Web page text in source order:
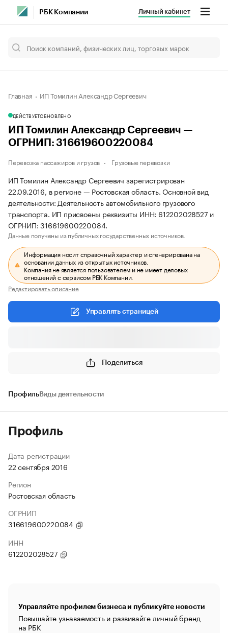
РБК Компании Личный кабинет
Главная ИП Томилин Александр Сергеевич
ДЕЙСТВУЕТОБНОВЛЕНО
ИП Томилин Александр Сергеевич —
ОГРНИП: 316619600220084
Перевозка пассажиров и грузов Грузовые перевозки
ИП Томилин Александр Сергеевич зарегистрирован
22.09.2016, в регионе — Ростовская область. Основной вид
деятельности: Деятельность автомобильного грузового
транспорта. ИП присвоены реквизиты ИНН: 612202028527 и
ОГРНИП: 316619600220084.
Данные получены из публичных государственных источников.
Информация носит справочный характер и сгенерирована на
основании данных из открытых источников.
Компания не является пользователем и не имеет деловых
отношений с сервисом РБК Компании.
Редактировать описание
Управлять страницей
Поделиться
ПрофильВиды деятельности
Профиль
Дата регистрации
22 сентября 2016
Регион
Ростовская область
ОГРНИП
316619600220084
ИНН
612202028527
Управляйте профилем бизнеса и публикуйте новости
Повышайте узнаваемость и развивайте личный бренд
на РБК